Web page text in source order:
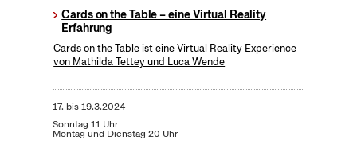
Cards on the Table – eine Virtual Reality
Erfahrung
Cards on the Table ist eine Virtual Reality Experience
von Mathilda Tettey und Luca Wende
17. bis19.3.2024
Sonntag 11 Uhr
Montag und Dienstag 20 Uhr